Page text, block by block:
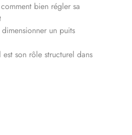
bien régler sa
un puits
son rôle structurel dans